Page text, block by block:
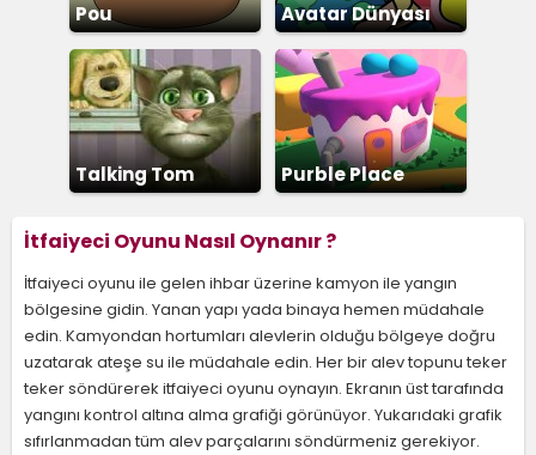
Pou Avatar Dünyası
Talking Tom Purble Place
İtfaiyeci Oyunu Nasıl Oynanır ?
İtfaiyeci oyunu ile gelen ihbar üzerine kamyon ile yangın
bölgesine gidin. Yanan yapı yada binaya hemen müdahale
edin. Kamyondan hortumları alevlerin olduğu bölgeye doğru
uzatarak ateşe su ile müdahale edin. Her bir alev topunu teker
teker söndürerek itfaiyeci oyunu oynayın. Ekranın üst tarafında
yangını kontrol altına alma grafiği görünüyor. Yukarıdaki grafik
sıfırlanmadan tüm alev parçalarını söndürmeniz gerekiyor.